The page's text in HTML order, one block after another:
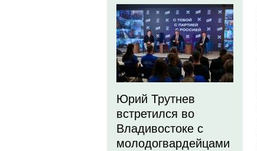
Юрий Трутнев
встретился во
Владивостоке с
молодогвардейцами